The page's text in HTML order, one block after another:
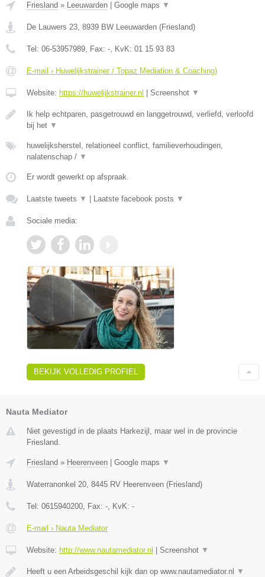
Friesland » Leeuwarden Google maps ▼
De Lauwers 23, 8939 BW Leeuwarden (Friesland)
Tel: 06-53957989, Fax: -, KvK: 01 15 93 83
E-mail › Huwelijkstrainer / Topaz Mediation & Coaching)
Website: https://huwelijkstrainer.nl Screenshot ▼
Ik help echtparen, pasgetrouwd en langgetrouwd, verliefd, verloofd
bij het ▼
huwelijksherstel, relationeel conflict, familieverhoudingen,
nalatenschap / ▼
Er wordt gewerkt op afspraak.
Laatste tweets ▼ Laatste facebook posts ▼
Sociale media:
BEKIJK VOLLEDIG PROFIEL
Nauta Mediator
Niet gevestigd in de plaats Harkezijl, maar wel in de provincie
Friesland.
Friesland » Heerenveen Google maps ▼
Waterranonkel 20 8445 RV Heerenveen (Friesland)
Tel: 0615940200 , Fax: - , KvK: -
E-mail › Nauta Mediator
Website: http://www.nautamediator.nl Screenshot ▼
Heeft u een Arbeidsgeschil kijk dan op www.nautamediator.nl ▼